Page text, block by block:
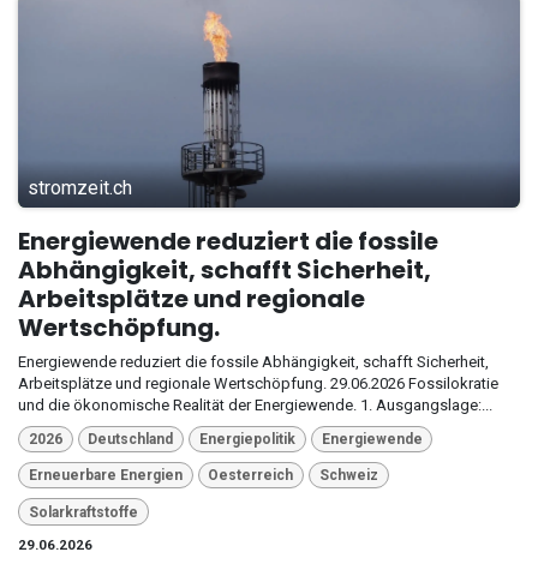
stromzeit.ch
Energiewende reduziert die fossile
Abhängigkeit, schafft Sicherheit,
Arbeitsplätze und regionale
Wertschöpfung.
Energiewende reduziert die fossile Abhängigkeit, schafft Sicherheit,
Arbeitsplätze und regionale Wertschöpfung. 29.06.2026 Fossilokratie
und die ökonomische Realität der Energiewende. 1. Ausgangslage:...
2026 Deutschland Energiepolitik Energiewende
Erneuerbare Energien Oesterreich Schweiz
Solarkraftstoffe
29.06.2026